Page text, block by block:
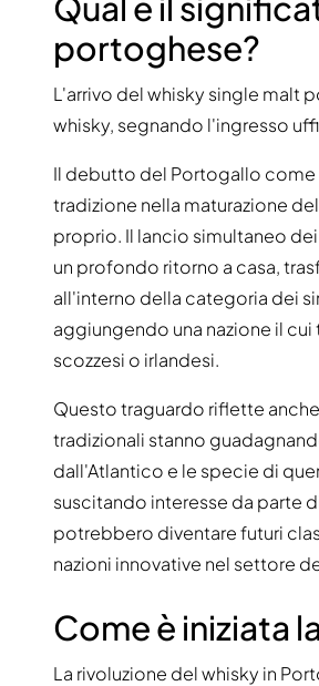
portoghese?
L'arrivo del whisky single malt
whisky, segnando l'ingresso
Il debutto del Portogallo
tradizione nella maturazione
proprio. Il lancio simultaneo
un profondo ritorno a casa,
all'interno della categoria dei
aggiungendo una nazione il
scozzesi o irlandesi.
Questo traguardo riflette
tradizionali stanno
dall'Atlantico e le specie di
suscitando interesse da parte
potrebbero diventare futuri
nazioni innovative nel settore
Come è iniziata
La rivoluzione del whisky in